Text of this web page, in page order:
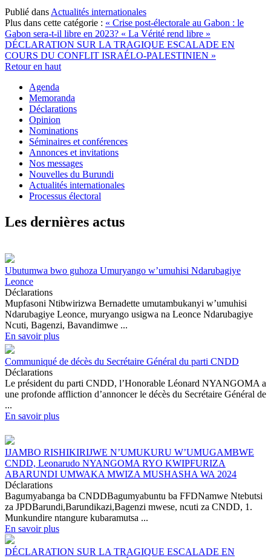
Publié dans Actualités internationales
Plus dans cette catégorie : « Crise post-électorale au Gabon : le
Gabon sera-t-il libre en 2023? « La Vérité rend libre »
DÉCLARATION SUR LA TRAGIQUE ESCALADE EN
COURS DU CONFLIT ISRAÉLO-PALESTINIEN »
Retour en haut
Agenda
Memoranda
Déclarations
Opinion
Nominations
Séminaires et conférences
Annonces et invitations
Nos messages
Nouvelles du Burundi
Actualités internationales
Processus électoral
Les dernières actus
Ubutumwa bwo guhoza Umuryango w’umuhisi Ndarubagiye
Leonce
Déclarations
Mupfasoni Ntibwirizwa Bernadette umutambukanyi w’umuhisi
Ndarubagiye Leonce, muryango usigwa na Leonce Ndarubagiye
Ncuti, Bagenzi, Bavandimwe ...
En savoir plus
Communiqué de décès du Secrétaire Général du parti CNDD
Déclarations
Le président du parti CNDD, l’Honorable Léonard NYANGOMA a
une profonde affliction d’annoncer le décès du Secrétaire Général de
...
En savoir plus
IJAMBO RISHIKIRIJWE N’UMUKURU W’UMUGAMBWE
CNDD, Leonarudo NYANGOMA RYO KWIPFURIZA
ABARUNDI UMWAKA MWIZA MUSHASHA WA 2024
Déclarations
Bagumyabanga ba CNDDBagumyabuntu ba FFDNamwe Ntebutsi
za JPDBarundi,Barundikazi,Bagenzi mwese, ncuti za CNDD, 1.
Munkundire ntangure kubaramutsa ...
En savoir plus
DÉCLARATION SUR LA TRAGIQUE ESCALADE EN